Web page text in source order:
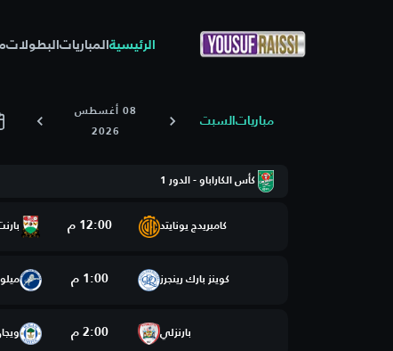
الرئيسيةالمبارياتالبطولات
مباريات السبت
08 أغسطس
2026
كأس الكاراباو - الدور 1
كامبريدج يونايتد 12:00 م
كوينز بارك رينجرز 1:00 م
بارنزلي 2:00 م